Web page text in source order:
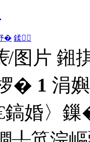
� 鍒
/图片 鎺
� 1 涓
鎬婚〉